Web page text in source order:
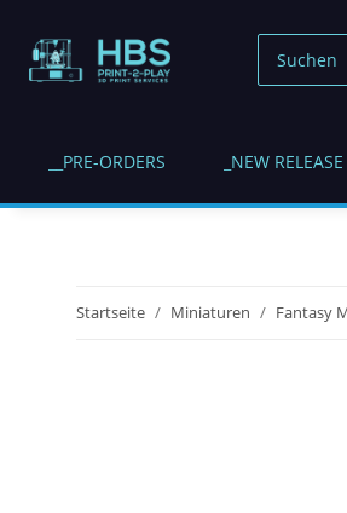
__PRE-ORDERS _NEW RELEASE
Startseite Miniaturen Fantasy